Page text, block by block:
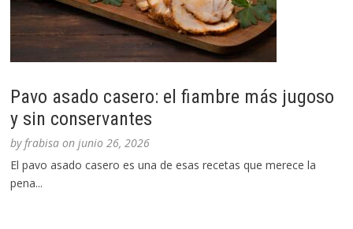
Pavo asado casero: el fiambre más jugoso
y sin conservantes
byfrabisa onjunio 26, 2026
El pavo asado casero es una de esas recetas que merece la
pena...